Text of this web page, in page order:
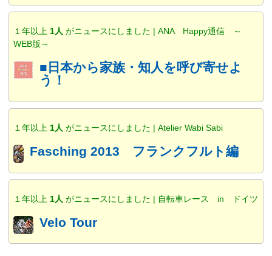
１年以上 1人 がニュースにしました | ANA Happy通信 ～
WEB版～
■日本から家族・知人を呼び寄せよ
う！
１年以上 1人 がニュースにしました | Atelier Wabi Sabi
Fasching 2013 フランクフルト編
１年以上 1人 がニュースにしました | 自転車レース in ドイツ
Velo Tour